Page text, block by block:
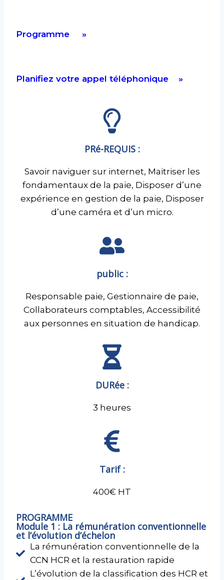
Programme »
Planifiez votre appel téléphonique »
PRé-REQUIS :
Savoir naviguer sur internet, Maitriser les
fondamentaux de la paie, Disposer d’une
expérience en gestion de la paie, Disposer
d’une caméra et d’un micro.
public :
Responsable paie, Gestionnaire de paie,
Collaborateurs comptables, Accessibilité
aux personnes en situation de handicap.
DURée :
3 heures
Tarif :
400€ HT
PROGRAMME
Module 1 : La rémunération conventionnelle
et l’évolution d’échelon
La rémunération conventionnelle de la
CCN HCR et la restauration rapide
L’évolution de la classification des HCR et